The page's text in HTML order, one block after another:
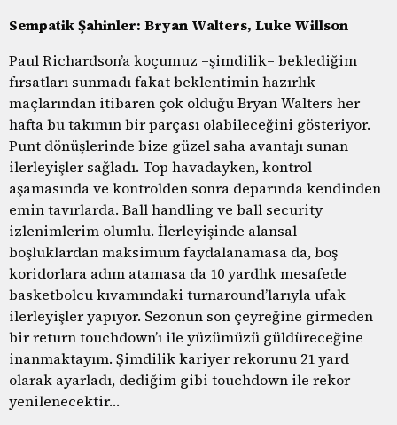
Sempatik Şahinler: Bryan Walters, Luke Willson
Paul Richardson’a koçumuz –şimdilik– beklediğim
fırsatları sunmadı fakat beklentimin hazırlık
maçlarından itibaren çok olduğu Bryan Walters her
hafta bu takımın bir parçası olabileceğini gösteriyor.
Punt dönüşlerinde bize güzel saha avantajı sunan
ilerleyişler sağladı. Top havadayken, kontrol
aşamasında ve kontrolden sonra deparında kendinden
emin tavırlarda. Ball handling ve ball security
izlenimlerim olumlu. İlerleyişinde alansal
boşluklardan maksimum faydalanamasa da, boş
koridorlara adım atamasa da 10 yardlık mesafede
basketbolcu kıvamındaki turnaround’larıyla ufak
ilerleyişler yapıyor. Sezonun son çeyreğine girmeden
bir return touchdown’ı ile yüzümüzü güldüreceğine
inanmaktayım. Şimdilik kariyer rekorunu 21 yard
olarak ayarladı, dediğim gibi touchdown ile rekor
yenilenecektir…